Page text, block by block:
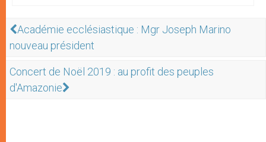
Académie ecclésiastique : Mgr Joseph Marino
nouveau président
Concert de Noël 2019 : au profit des peuples
d'Amazonie